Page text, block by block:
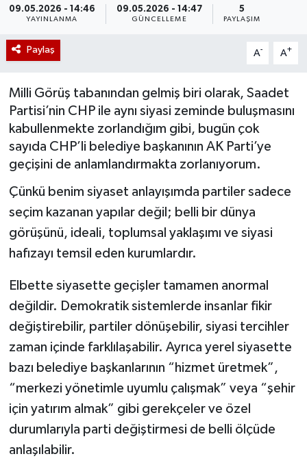
09.05.2026 - 14:46
YAYINLANMA
09.05.2026 - 14:47
GÜNCELLEME
5
PAYLAŞIM
Paylaş A- A+
Milli Görüş tabanından gelmiş biri olarak, Saadet
Partisi’nin CHP ile aynı siyasi zeminde buluşmasını
kabullenmekte zorlandığım gibi, bugün çok
sayıda CHP’li belediye başkanının AK Parti’ye
geçişini de anlamlandırmakta zorlanıyorum.
Çünkü benim siyaset anlayışımda partiler sadece
seçim kazanan yapılar değil; belli bir dünya
görüşünü, ideali, toplumsal yaklaşımı ve siyasi
hafızayı temsil eden kurumlardır.
Elbette siyasette geçişler tamamen anormal
değildir. Demokratik sistemlerde insanlar fikir
değiştirebilir, partiler dönüşebilir, siyasi tercihler
zaman içinde farklılaşabilir. Ayrıca yerel siyasette
bazı belediye başkanlarının “hizmet üretmek”,
“merkezi yönetimle uyumlu çalışmak” veya “şehir
için yatırım almak” gibi gerekçeler ve özel
durumlarıyla parti değiştirmesi de belli ölçüde
anlaşılabilir.